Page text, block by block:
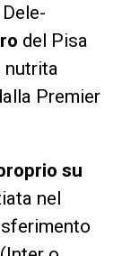
del Pisa
nutrita
Premier
su
nel